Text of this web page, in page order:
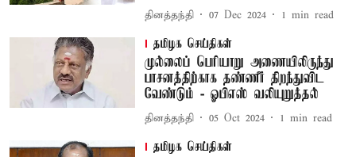
தினத்தந்தி 07 Dec 2024 1 min read
தமிழக செய்திகள்
முல்லைப் பெரியாறு அணையிலிருந்து
பாசனத்திற்காக தண்ணீர் திறந்துவிட
வேண்டும் - ஓபிஎஸ் வலியுறுத்தல்
தினத்தந்தி 05 Oct 2024 1 min read
தமிழக செய்திகள்